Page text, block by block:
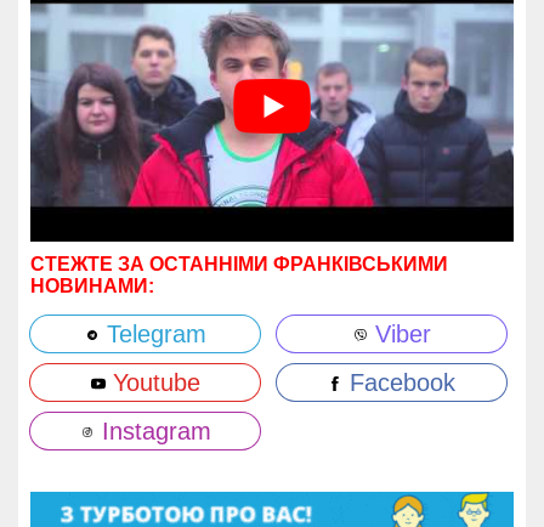
СТЕЖТЕ ЗА ОСТАННІМИ ФРАНКІВСЬКИМИ
НОВИНАМИ:
Telegram
Viber
Youtube
Facebook
Instagram